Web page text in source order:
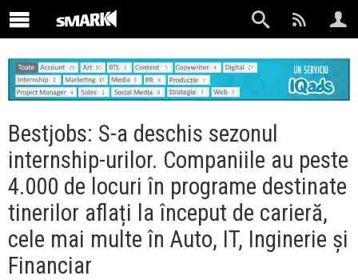
Bestjobs: S-a deschis sezonul
internship-urilor. Companiile au peste
4.000 de locuri în programe destinate
tinerilor aflați la început de carieră,
cele mai multe în Auto, IT, Inginerie și
Financiar